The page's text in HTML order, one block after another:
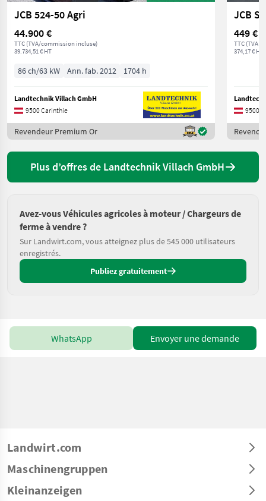
JCB 524-50 Agri
44.900 €
TTC (TVA/commission incluse)
39.734,51 € HT
86 ch/63 kW Ann. fab. 2012 1704 h
Landtechnik Villach GmbH
9500 Carinthie
Revendeur Premium Or
JCB
449 €
TTC (TVA
374,17 € HT
9500
Plus d’offres de Landtechnik Villach GmbH
Avez-vous Véhicules agricoles à moteur / Chargeurs de
ferme à vendre ?
Sur Landwirt.com, vous atteignez plus de 545 000 utilisateurs
enregistrés.
Publiez gratuitement
WhatsApp Envoyer une demande
Landwirt.com
Maschinengruppen
Kleinanzeigen